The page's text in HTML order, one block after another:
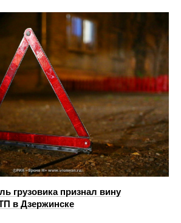
грузовика признал вину
в Дзержинске